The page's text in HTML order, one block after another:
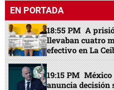
EN PORTADA
18:55 PM A
llevaban cuatro
efectivo en La
19:15 PM México
anuncia decisión